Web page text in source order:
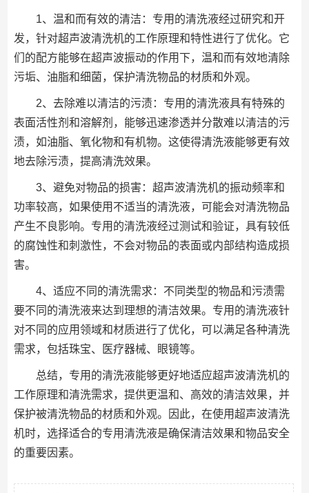
1、温和而有效的清洁：专用的清洗液经过研究和开
发，针对超声波清洗机的工作原理和特性进行了优化。它
们的配方能够在超声波振动的作用下，温和而有效地清除
污垢、油脂和细菌，保护清洗物品的材质和外观。
2、去除难以清洁的污渍：专用的清洗液具有特殊的
表面活性剂和溶解剂，能够迅速渗透并分散难以清洁的污
渍，如油脂、氧化物和有机物。这使得清洗液能够更有效
地去除污渍，提高清洗效果。
3、避免对物品的损害：超声波清洗机的振动频率和
功率较高，如果使用不适当的清洗液，可能会对清洗物品
产生不良影响。专用的清洗液经过测试和验证，具有较低
的腐蚀性和刺激性，不会对物品的表面或内部结构造成损
害。
4、适应不同的清洗需求：不同类型的物品和污渍需
要不同的清洗液来达到理想的清洁效果。专用的清洗液针
对不同的应用领域和材质进行了优化，可以满足各种清洗
需求，包括珠宝、医疗器械、眼镜等。
总结，专用的清洗液能够更好地适应超声波清洗机的
工作原理和清洗需求，提供更温和、高效的清洁效果，并
保护被清洗物品的材质和外观。因此，在使用超声波清洗
机时，选择适合的专用清洗液是确保清洁效果和物品安全
的重要因素。